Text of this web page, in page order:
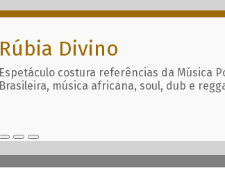
Rúbia Divino
Espetáculo costura referências da Música
Brasileira, música africana, soul, dub e